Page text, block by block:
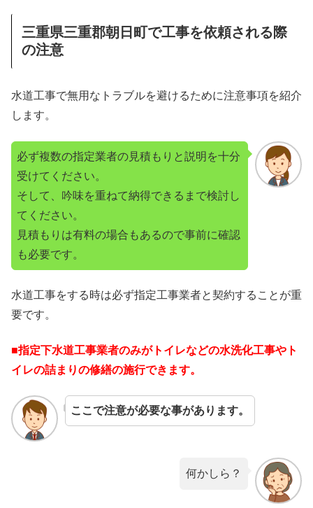
三重県三重郡朝日町で工事を依頼される際
の注意
水道工事で無用なトラブルを避けるために注意事項を紹介
します。
必ず複数の指定業者の見積もりと説明を十分
受けてください。
そして、吟味を重ねて納得できるまで検討し
てください。
見積もりは有料の場合もあるので事前に確認
も必要です。
水道工事をする時は必ず指定工事業者と契約することが重
要です。
■指定下水道工事業者のみがトイレなどの水洗化工事やト
イレの詰まりの修繕の施行できます。
ここで注意が必要な事があります。
何かしら？